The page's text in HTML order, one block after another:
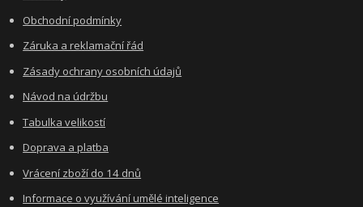
Obchodní podmínky
Záruka a reklamační řád
Zásady ochrany osobních údajů
Návod na údržbu
Tabulka velikostí
Doprava a platba
Vrácení zboží do 14 dnů
Informace o využívání umělé inteligence